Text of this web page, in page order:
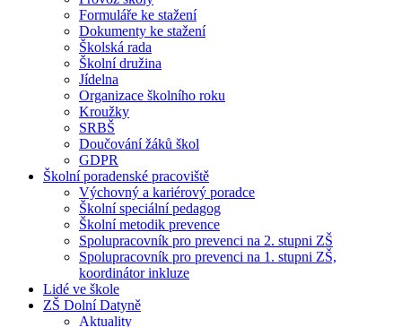
Formuláře ke stažení
Dokumenty ke stažení
Školská rada
Školní družina
Jídelna
Organizace školního roku
Kroužky
SRBŠ
Doučování žáků škol
GDPR
Školní poradenské pracoviště
Výchovný a kariérový poradce
Školní speciální pedagog
Školní metodik prevence
Spolupracovník pro prevenci na 2. stupni ZŠ
Spolupracovník pro prevenci na 1. stupni ZŠ,
koordinátor inkluze
Lidé ve škole
ZŠ Dolní Datyně
Aktuality